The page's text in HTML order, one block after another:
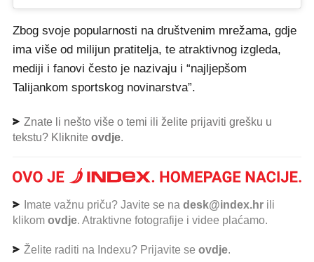
Zbog svoje popularnosti na društvenim mrežama, gdje
ima više od milijun pratitelja, te atraktivnog izgleda,
mediji i fanovi često je nazivaju i “najljepšom
Talijankom sportskog novinarstva”.
Znate li nešto više o temi ili želite prijaviti grešku u
tekstu? Kliknite ovdje.
Imate važnu priču? Javite se na desk@index.hr ili
klikom ovdje. Atraktivne fotografije i videe plaćamo.
Želite raditi na Indexu? Prijavite se ovdje.